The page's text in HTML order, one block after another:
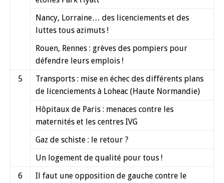
Nancy, Lorraine… des licenciements et des
luttes tous azimuts !
Rouen, Rennes : grèves des pompiers pour
défendre leurs emplois !
5
Transports : mise en échec des différents plans
de licenciements à Loheac (Haute Normandie)
Hôpitaux de Paris : menaces contre les
maternités et les centres IVG
Gaz de schiste : le retour ?
Un logement de qualité pour tous !
6
Il faut une opposition de gauche contre le